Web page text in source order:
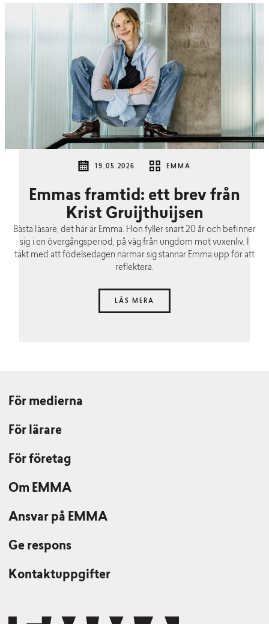
19.05.2026 EMMA
Emmas framtid: ett brev från
Krist Gruijthuijsen
Bästa läsare, det här är Emma. Hon fyller snart 20 år och befinner
sig i en övergångsperiod, på väg från ungdom mot vuxenliv. I
takt med att födelsedagen närmar sig stannar Emma upp för att
reflektera.
LÄS MERA
För medierna
För lärare
För företag
Om EMMA
Ansvar på EMMA
Ge respons
Kontaktuppgifter